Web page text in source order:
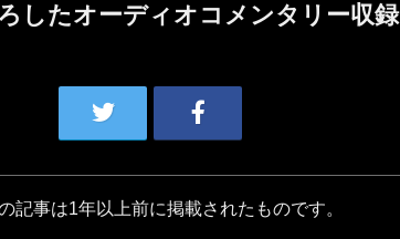
したオーディオコメンタリー収録
記事は1年以上前に掲載されたものです。